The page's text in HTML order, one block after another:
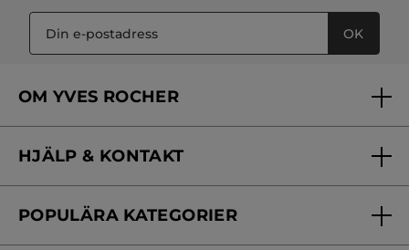
OK
OM YVES ROCHER
Vårt engagemang
Skönhetstips
HJÄLP & KONTAKT
Kontakta oss
POPULÄRA KATEGORIER